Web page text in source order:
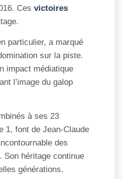
Ces victoires
particulier, a marqué
sur la piste.
impact médiatique
l’image du galop
à ses 23
1, font de Jean-Claude
des
Son héritage continue
générations.